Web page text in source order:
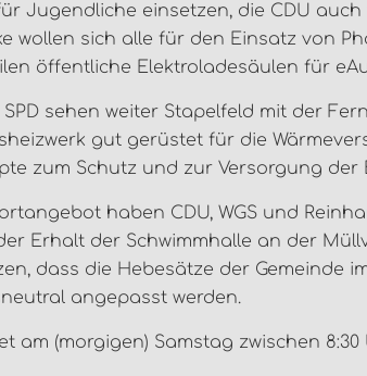
Jugendliche einsetzen, die CDU
wollen sich alle für den Einsatz von
öffentliche Elektroladesäulen für
SPD sehen weiter Stapelfeld mit der
gut gerüstet für die
zum Schutz und zur Versorgung der
haben CDU, WGS und
Erhalt der Schwimmhalle an der
dass die Hebesätze der Gemeinde
angepasst werden.
am (morgigen) Samstag zwischen